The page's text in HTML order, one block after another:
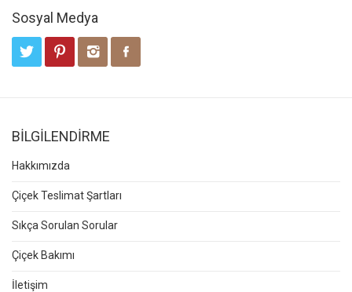
Sosyal Medya
BİLGİLENDİRME
Hakkımızda
Çiçek Teslimat Şartları
Sıkça Sorulan Sorular
Çiçek Bakımı
İletişim